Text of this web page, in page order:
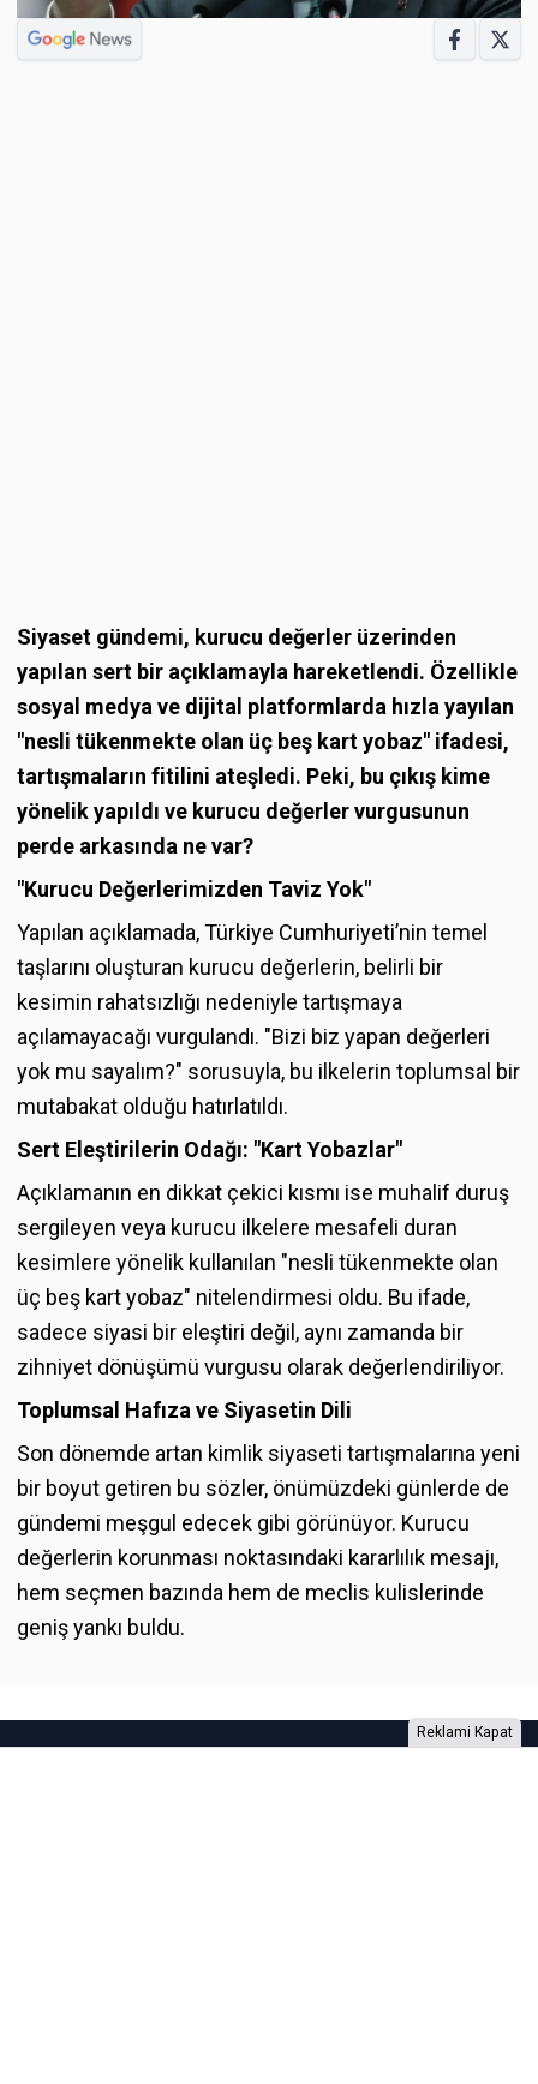
Siyaset gündemi, kurucu değerler üzerinden
yapılan sert bir açıklamayla hareketlendi. Özellikle
sosyal medya ve dijital platformlarda hızla yayılan
"nesli tükenmekte olan üç beş kart yobaz" ifadesi,
tartışmaların fitilini ateşledi. Peki, bu çıkış kime
yönelik yapıldı ve kurucu değerler vurgusunun
perde arkasında ne var?
"Kurucu Değerlerimizden Taviz Yok"
Yapılan açıklamada, Türkiye Cumhuriyeti’nin temel
taşlarını oluşturan kurucu değerlerin, belirli bir
kesimin rahatsızlığı nedeniyle tartışmaya
açılamayacağı vurgulandı. "Bizi biz yapan değerleri
yok mu sayalım?" sorusuyla, bu ilkelerin toplumsal bir
mutabakat olduğu hatırlatıldı.
Sert Eleştirilerin Odağı: "Kart Yobazlar"
Açıklamanın en dikkat çekici kısmı ise muhalif duruş
sergileyen veya kurucu ilkelere mesafeli duran
kesimlere yönelik kullanılan "nesli tükenmekte olan
üç beş kart yobaz" nitelendirmesi oldu. Bu ifade,
sadece siyasi bir eleştiri değil, aynı zamanda bir
zihniyet dönüşümü vurgusu olarak değerlendiriliyor.
Toplumsal Hafıza ve Siyasetin Dili
Son dönemde artan kimlik siyaseti tartışmalarına yeni
bir boyut getiren bu sözler, önümüzdeki günlerde de
gündemi meşgul edecek gibi görünüyor. Kurucu
değerlerin korunması noktasındaki kararlılık mesajı,
hem seçmen bazında hem de meclis kulislerinde
geniş yankı buldu.
Reklami Kapat